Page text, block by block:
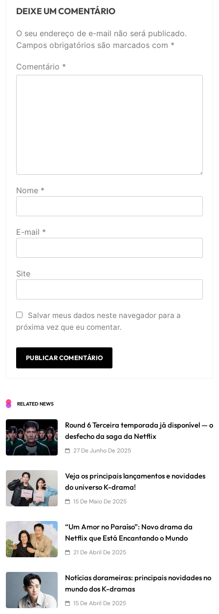
DEIXE UM COMENTÁRIO
O seu endereço de e-mail não será publicado.
Campos obrigatórios são marcados com *
Comentário *
Nome *
E-mail *
Site
Salvar meus dados neste navegador para a
próxima vez que eu comentar.
RELATED NEWS
Round 6 Terceira temporada já disponível — o
desfecho da saga da Netflix
27 De Junho De 2025
Veja os principais lançamentos e novidades
do universo K-drama!
15 De Maio De 2025
“Um Amor no Paraíso”: Novo drama da
Netflix que Está Encantando o Mundo
21 De Abril De 2025
Notícias dorameiras: principais novidades no
mundo dos K-dramas
15 De Abril De 2025